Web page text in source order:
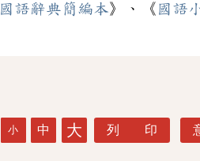
國語辭典簡編本》、《 國語
小 中 大 列 印